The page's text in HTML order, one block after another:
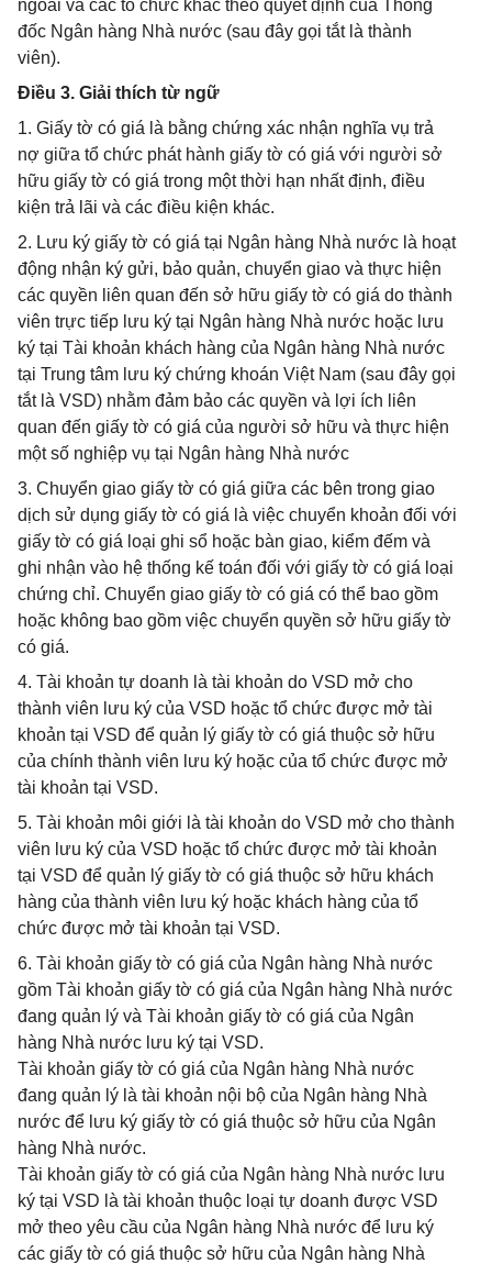
ngoài và các tổ chức khác theo quyết định của Thống
đốc Ngân hàng Nhà nước (sau đây gọi tắt là thành
viên).
Điều 3. Giải thích từ ngữ
1. Giấy tờ có giá là bằng chứng xác nhận nghĩa vụ trả
nợ giữa tổ chức phát hành giấy tờ có giá với người sở
hữu giấy tờ có giá trong một thời hạn nhất định, điều
kiện trả lãi và các điều kiện khác.
2. Lưu ký giấy tờ có giá tại Ngân hàng Nhà nước là hoạt
động nhận ký gửi, bảo quản, chuyển giao và thực hiện
các quyền liên quan đến sở hữu giấy tờ có giá do thành
viên trực tiếp lưu ký tại Ngân hàng Nhà nước hoặc lưu
ký tại Tài khoản khách hàng của Ngân hàng Nhà nước
tại Trung tâm lưu ký chứng khoán Việt Nam (sau đây gọi
tắt là VSD) nhằm đảm bảo các quyền và lợi ích liên
quan đến giấy tờ có giá của người sở hữu và thực hiện
một số nghiệp vụ tại Ngân hàng Nhà nước
3. Chuyển giao giấy tờ có giá giữa các bên trong giao
dịch sử dụng giấy tờ có giá là việc chuyển khoản đối với
giấy tờ có giá loại ghi sổ hoặc bàn giao, kiểm đếm và
ghi nhận vào hệ thống kế toán đối với giấy tờ có giá loại
chứng chỉ. Chuyển giao giấy tờ có giá có thể bao gồm
hoặc không bao gồm việc chuyển quyền sở hữu giấy tờ
có giá.
4. Tài khoản tự doanh là tài khoản do VSD mở cho
thành viên lưu ký của VSD hoặc tổ chức được mở tài
khoản tại VSD để quản lý giấy tờ có giá thuộc sở hữu
của chính thành viên lưu ký hoặc của tổ chức được mở
tài khoản tại VSD.
5. Tài khoản môi giới là tài khoản do VSD mở cho thành
viên lưu ký của VSD hoặc tổ chức được mở tài khoản
tại VSD để quản lý giấy tờ có giá thuộc sở hữu khách
hàng của thành viên lưu ký hoặc khách hàng của tổ
chức được mở tài khoản tại VSD.
6. Tài khoản giấy tờ có giá của Ngân hàng Nhà nước
gồm Tài khoản giấy tờ có giá của Ngân hàng Nhà nước
đang quản lý và Tài khoản giấy tờ có giá của Ngân
hàng Nhà nước lưu ký tại VSD.
Tài khoản giấy tờ có giá của Ngân hàng Nhà nước
đang quản lý là tài khoản nội bộ của Ngân hàng Nhà
nước để lưu ký giấy tờ có giá thuộc sở hữu của Ngân
hàng Nhà nước.
Tài khoản giấy tờ có giá của Ngân hàng Nhà nước lưu
ký tại VSD là tài khoản thuộc loại tự doanh được VSD
mở theo yêu cầu của Ngân hàng Nhà nước để lưu ký
các giấy tờ có giá thuộc sở hữu của Ngân hàng Nhà